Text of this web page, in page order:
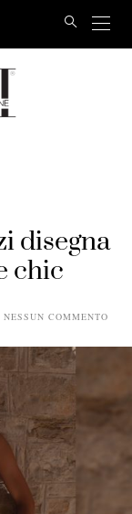
disegna
chic
NESSUN COMMENTO